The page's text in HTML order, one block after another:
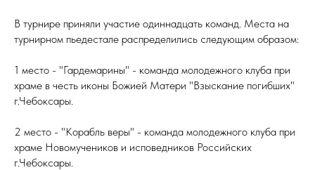
В турнире приняли участие одиннадцать команд. Места на
турнирном пьедестале распределились следующим образом:
1 место - "Гардемарины" - команда молодежного клуба при
храме в честь иконы Божией Матери "Взыскание погибших"
г.Чебоксары.
2 место - "Корабль веры" - команда молодежного клуба при
храме Новомучеников и исповедников Российских
г.Чебоксары.